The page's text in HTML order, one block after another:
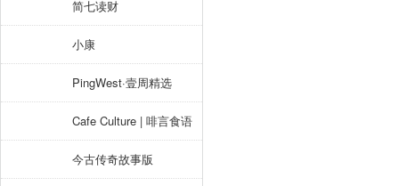
简七读财
小康
PingWest·壹周精选
Cafe Culture | 啡言食语
今古传奇故事版